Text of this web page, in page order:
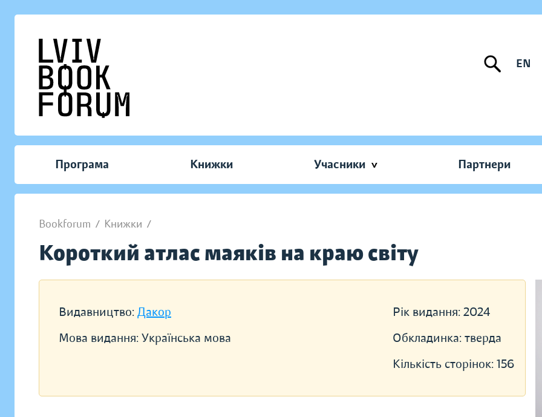
EN
Програма Книжки Учасники Партнери
Bookforum / Книжки /
Короткий атлас маяків на краю світу
Видавництво: Дакор
Мова видання: Українська мова
Рік видання: 2024
Обкладинка: тверда
Кількість сторінок: 156